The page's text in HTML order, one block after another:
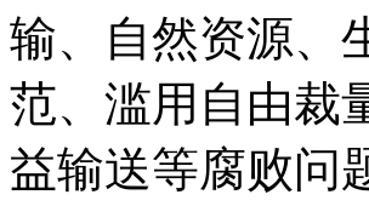
输、自然资源、
范、滥用自由裁
益输送等腐败问